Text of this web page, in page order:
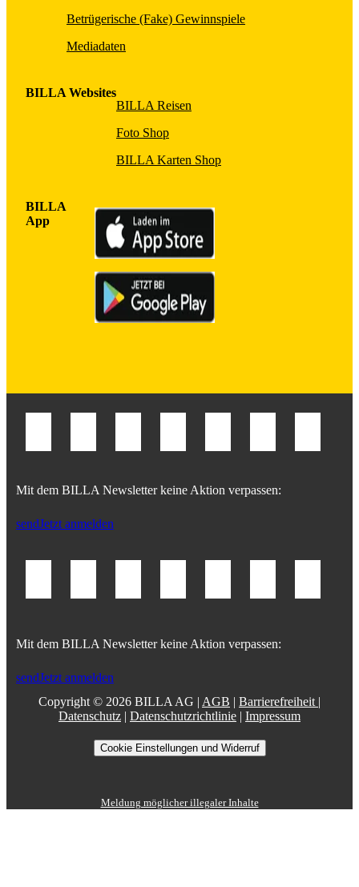
Betrügerische (Fake) Gewinnspiele
Mediadaten
BILLA Websites
BILLA Reisen
Foto Shop
BILLA Karten Shop
BILLA
App
Mit dem BILLA Newsletter keine Aktion verpassen:
sendJetzt anmelden
Mit dem BILLA Newsletter keine Aktion verpassen:
sendJetzt anmelden
Copyright © 2026 BILLA AG | AGB | Barrierefreiheit |
Datenschutz | Datenschutzrichtlinie | Impressum
Cookie Einstellungen und Widerruf
Meldung möglicher illegaler Inhalte